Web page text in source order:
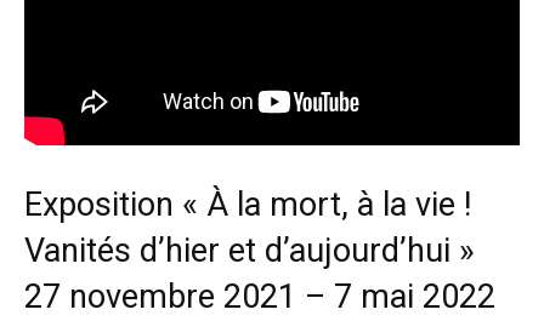
Exposition « À la mort, à la vie !
Vanités d’hier et d’aujourd’hui »
27 novembre 2021 – 7 mai 2022